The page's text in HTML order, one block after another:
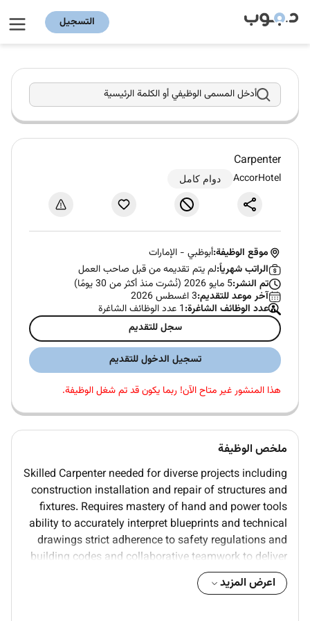
التسجيل
أدخل المسمى الوظيفي أو الكلمة الرئيسية
Carpenter
AccorHotel دوام كامل
موقع الوظيفة:أبوظبي - الإمارات
الراتب شهرياً:لم يتم تقديمه من قبل صاحب العمل
تم النشر:5 مايو 2026 (نُشرت منذ أكثر من 30 يومًا)
آخر موعد للتقديم:3 اغسطس 2026
عدد الوظائف الشاغرة:1 عدد الوظائف الشاغرة
سجل للتقديم
تسجيل الدخول للتقديم
هذا المنشور غير متاح الآن! ربما يكون قد تم شغل الوظيفة.
ملخص الوظيفة
Skilled Carpenter needed for diverse projects including
construction installation and repair of structures and
fixtures. Requires mastery of hand and power tools
ability to accurately interpret blueprints and technical
drawings strict adherence to safety regulations and
building codes and collaborative teamwork to deliver
high-quality workmanship that meets or exceeds
client expectations. Must be able to work
اعرض المزيد